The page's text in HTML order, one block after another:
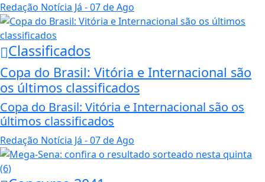
Redação Notícia Já - 07 de Ago
Classificados
Copa do Brasil: Vitória e Internacional são
os últimos classificados
Copa do Brasil: Vitória e Internacional são os
últimos classificados
Redação Notícia Já - 07 de Ago